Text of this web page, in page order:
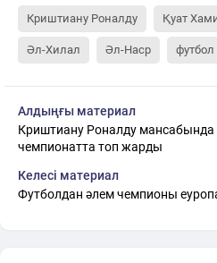
Криштиану Роналду Қуат
Әл-Хилал Әл-Наср
Алдыңғы материал
Криштиану Роналду мансабында
чемпионатта топ жарды
Келесі материал
Футболдан әлем чемпионы